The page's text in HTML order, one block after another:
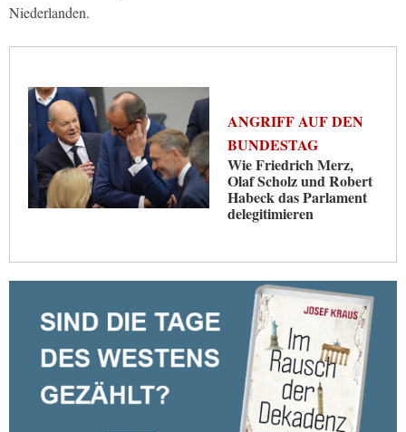
Niederlanden.
ANGRIFF AUF DEN
BUNDESTAG
Wie Friedrich Merz,
Olaf Scholz und Robert
Habeck das Parlament
delegitimieren